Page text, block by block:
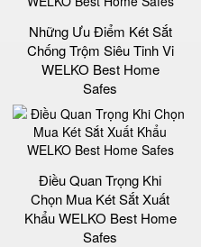
Những Ưu Điểm Két Sắt
Chống Trộm Siêu Tinh Vi
WELKO Best Home
Safes
Điều Quan Trọng Khi
Chọn Mua Két Sắt Xuất
Khẩu WELKO Best Home
Safes